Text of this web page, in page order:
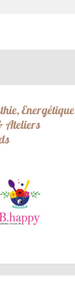
Energétique
Ateliers